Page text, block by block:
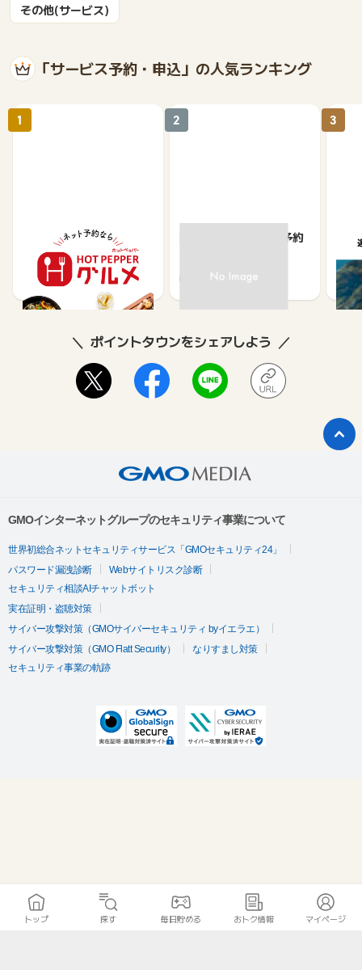
その他(サービス)
「サービス予約・申込」の人気ランキング
【ホットペッパーグル
メ】レストラン予約
85
1
楽天ぐるなびネット予約
80
2
遊
ッ
ュー
3
ポイントタウンをシェアしよう
GMOインターネットグループのセキュリティ事業について
世界初総合ネットセキュリティサービス「GMOセキュリティ24」
パスワード漏洩診断
Webサイトリスク診断
セキュリティ相談AIチャットボット
実在証明・盗聴対策
サイバー攻撃対策（GMOサイバーセキュリティ byイエラエ）
サイバー攻撃対策（GMO Flatt Security）
なりすまし対策
セキュリティ事業の軌跡
トップ 探す 毎日貯める おトク情報 マイページ